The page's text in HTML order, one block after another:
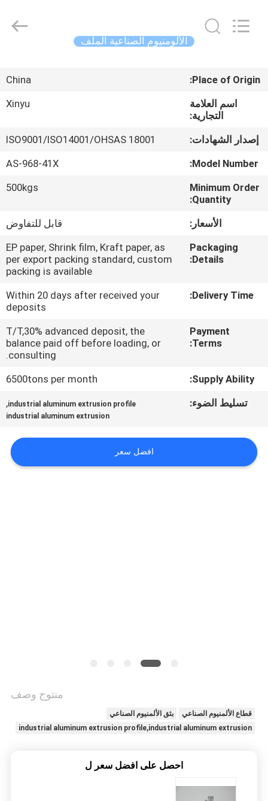
الرئيسية
منتجات
عرض
الواقع
الافتراضي
معلومات
جولة
المعمل
مراقبة
الجودة
اتصل
بنا
الألومنيوم الصناعية الملف
Place of Origin:
China
اسم العلامة
التجارية:
Xinyu
إصدار الشهادات:
ISO9001/ISO14001/OHSAS 18001
Model Number:
AS-968-41X
Minimum Order
Quantity:
500kgs
الأسعار:
قابل للتفاوض
Packaging
Details:
EP paper, Shrink film, Kraft paper, as
per export packing standard, custom
packing is available
Delivery Time:
Within 20 days after received your
deposits
Payment
Terms:
T/T,30% advanced deposit, the
balance paid off before loading, or
consulting.
Supply Ability:
6500tons per month
تسليط الضوء:
industrial aluminum extrusion profile
,
industrial aluminum extrusion
افضل سعر
منتوج وصف
قطاع الألمنيوم الصناعي
بثق الألمنيوم الصناعي
industrial aluminum extrusion profile,industrial aluminum extrusion
احصل على افضل سعر ل